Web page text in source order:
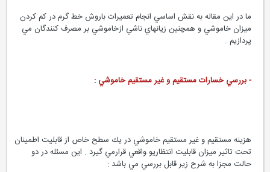
ما در اين مقاله به نقش اساسي انجام تعميرات باروش خط گرم در كم كردن
ميزان خاموشي و همچنين زيانهاي ناشي ازخاموشي بر مصرف كنندگان مي
پردازيم .
- بررسي خسارات مستقيم و غير مستقيم خاموشي :
هزينه مستقيم و غير مستقيم خاموشي در يك سطح خاص از قابليت اطمينان
تحت تاثير ميزان قابليت انتظاريو واقعي قرارمي گيرد . اين مسئله در دو
حالت مجزا به شرح زير قابل بررسي مي باشد :